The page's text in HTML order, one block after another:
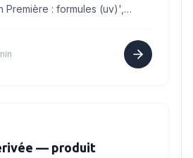
Première : formules (uv)',
— produit